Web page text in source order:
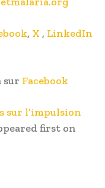
, X , LinkedIn
sur Facebook
sur l’impulsion
first on